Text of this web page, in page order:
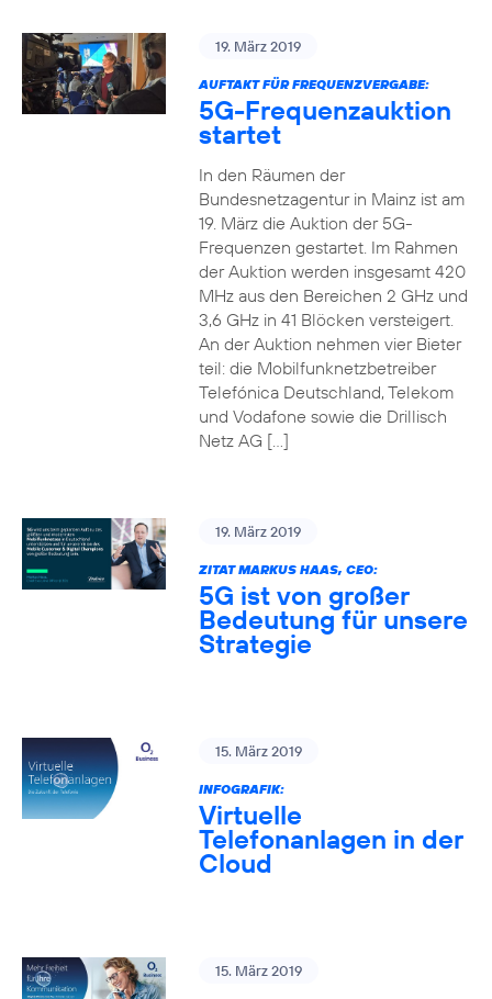
19. März 2019
AUFTAKT FÜR FREQUENZVERGABE:
5G-Frequenzauktion
startet
In den Räumen der
Bundesnetzagentur in Mainz ist am
19. März die Auktion der 5G-
Frequenzen gestartet. Im Rahmen
der Auktion werden insgesamt 420
MHz aus den Bereichen 2 GHz und
3,6 GHz in 41 Blöcken versteigert.
An der Auktion nehmen vier Bieter
teil: die Mobilfunknetzbetreiber
Telefónica Deutschland, Telekom
und Vodafone sowie die Drillisch
Netz AG […]
19. März 2019
ZITAT MARKUS HAAS, CEO:
5G ist von großer
Bedeutung für unsere
Strategie
15. März 2019
INFOGRAFIK:
Virtuelle
Telefonanlagen in der
Cloud
15. März 2019